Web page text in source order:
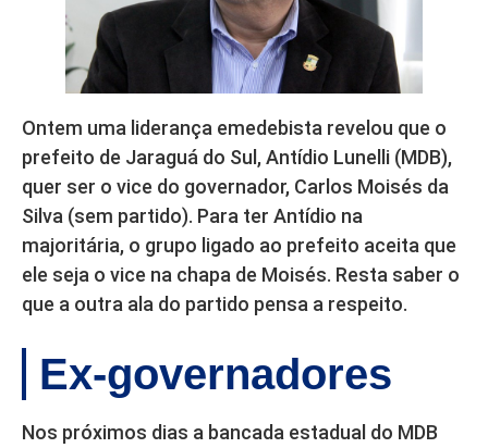
Ontem uma liderança emedebista revelou que o
prefeito de Jaraguá do Sul, Antídio Lunelli (MDB),
quer ser o vice do governador, Carlos Moisés da
Silva (sem partido). Para ter Antídio na
majoritária, o grupo ligado ao prefeito aceita que
ele seja o vice na chapa de Moisés. Resta saber o
que a outra ala do partido pensa a respeito.
Ex-governadores
Nos próximos dias a bancada estadual do MDB